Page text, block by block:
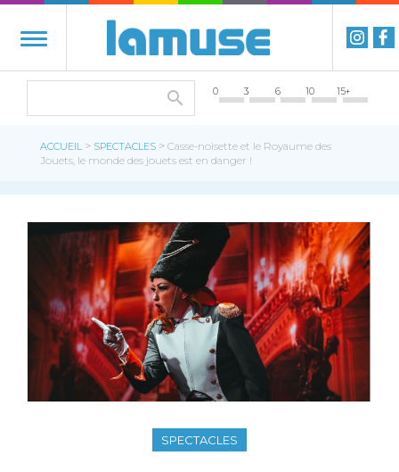
0 3 6 10 15+
ACCUEIL > SPECTACLES > Casse-noisette et le Royaume des
Jouets, le monde des jouets est en danger !
SPECTACLES